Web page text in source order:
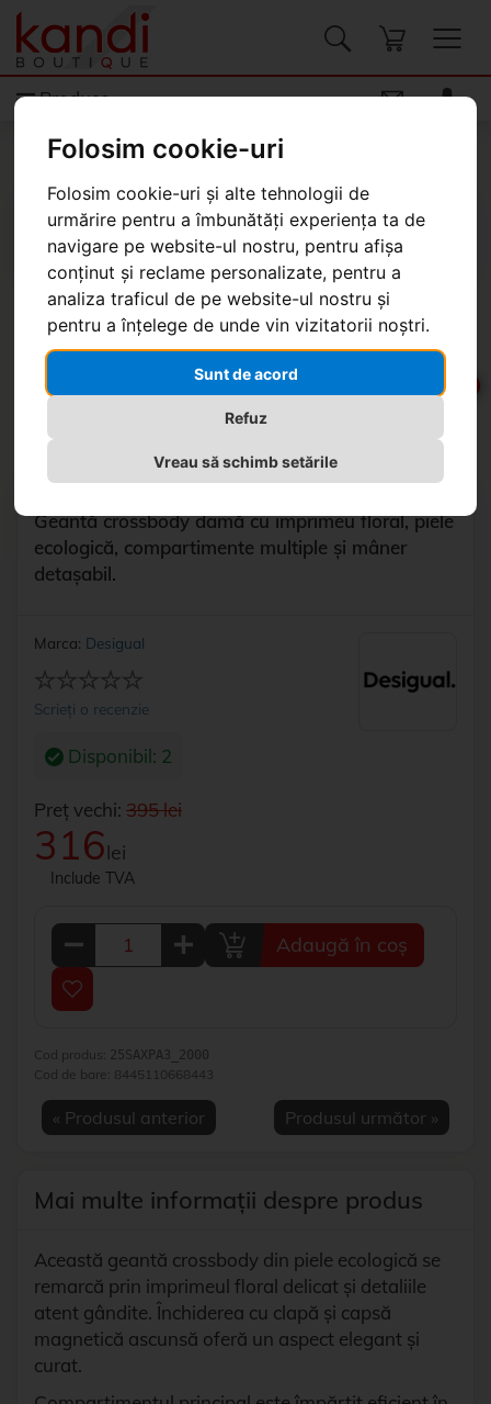
Folosim cookie-uri
Folosim cookie-uri și alte tehnologii de
urmărire pentru a îmbunătăți experiența ta de
navigare pe website-ul nostru, pentru afișa
conținut și reclame personalizate, pentru a
analiza traficul de pe website-ul nostru și
pentru a înțelege de unde vin vizitatorii noștri.
Sunt de acord
Refuz
Vreau să schimb setările
Produse
Kandi Boutique Produse
Genți, valize
Genți pentru femei
Geantă Desigual Chandra Venecia
-20%
-20%
Geantă crossbody damă cu imprimeu floral, piele
ecologică, compartimente multiple și mâner
detașabil.
Marca: Desigual
Scrieți o recenzie
Disponibil: 2
Preț vechi: 395 lei
316lei
Include TVA
Adaugă în coș
Cod produs: 25SAXPA3_2000
Cod de bare: 8445110668443
« Produsul anterior Produsul următor »
Mai multe informații despre produs
Această geantă crossbody din piele ecologică se
remarcă prin imprimeul floral delicat și detaliile
atent gândite. Închiderea cu clapă și capsă
magnetică ascunsă oferă un aspect elegant și
curat.